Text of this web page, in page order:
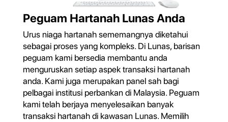
Peguam Hartanah Lunas Anda
Urus niaga hartanah sememangnya diketahui
sebagai proses yang kompleks. Di Lunas, barisan
peguam kami bersedia membantu anda
menguruskan setiap aspek transaksi hartanah
anda. Kami juga merupakan panel sah bagi
pelbagai institusi perbankan di Malaysia. Peguam
kami telah berjaya menyelesaikan banyak
transaksi hartanah di kawasan Lunas. Memilih